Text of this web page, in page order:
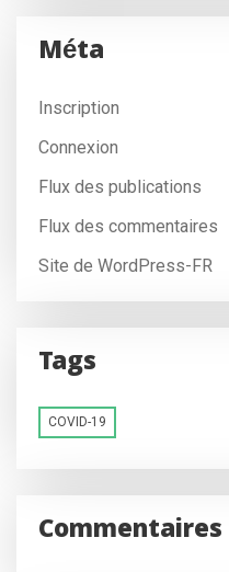
Méta
Inscription
Connexion
Flux des publications
Flux des commentaires
Site de WordPress-FR
Tags
COVID-19